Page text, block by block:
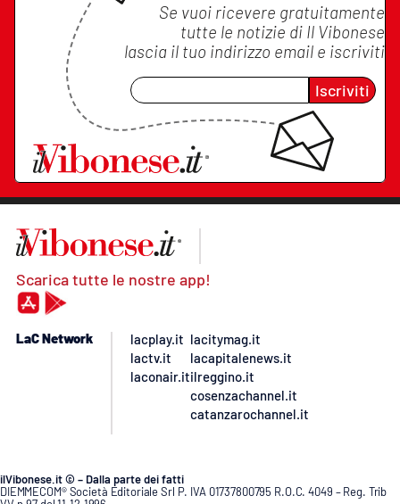
Se vuoi ricevere gratuitamente
tutte le notizie di Il Vibonese
lascia il tuo indirizzo email e iscriviti
Iscriviti
Scarica tutte le nostre app!
LaC Network
lacplay.it
lactv.it
laconair.it
lacitymag.it
lacapitalenews.it
ilreggino.it
cosenzachannel.it
catanzarochannel.it
ilVibonese.it © – Dalla parte dei fatti
DIEMMECOM® Società Editoriale Srl P. IVA 01737800795 R.O.C. 4049 – Reg. Trib